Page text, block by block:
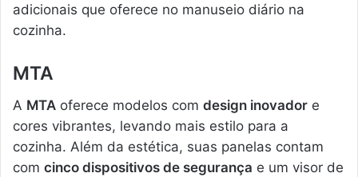
adicionais que oferece no manuseio diário na
cozinha.
MTA
A MTA oferece modelos com design inovador e
cores vibrantes, levando mais estilo para a
cozinha. Além da estética, suas panelas contam
com cinco dispositivos de segurança e um visor de